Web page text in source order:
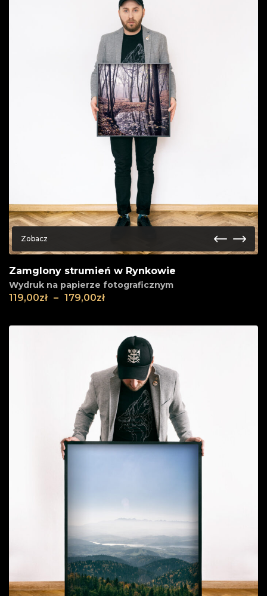
Zobacz
Zamglony strumień w Rynkowie
Wydruk na papierze fotograficznym
119,00zł – 179,00zł